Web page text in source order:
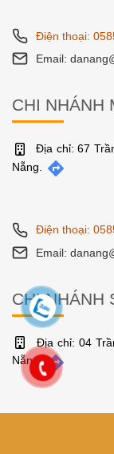
Điện thoại:
Email:
CHI NHÁNH
Địa chỉ: 67
Nẵng.
Điện thoại:
Email:
CHI NHÁNH
Địa chỉ: 04
Nẵng.